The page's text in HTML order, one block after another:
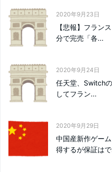
2020年9月23日
【悲報】フラン
分で完売「各...
2020年9月24日
任天堂、Switch
してフラン...
2020年9月29日
中国産新作ゲー
得するが保証は